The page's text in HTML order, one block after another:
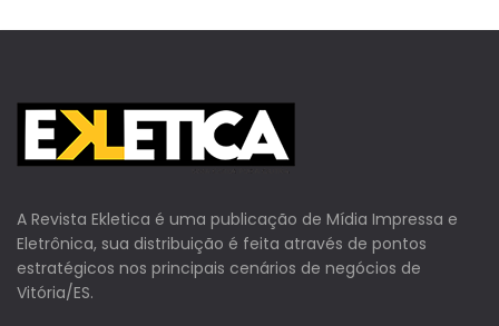
A Revista Ekletica é uma publicação de Mídia Impressa e
Eletrônica, sua distribuição é feita através de pontos
estratégicos nos principais cenários de negócios de
Vitória/ES.